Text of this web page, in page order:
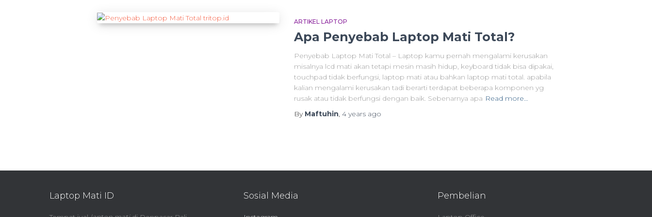
ARTIKEL LAPTOP
Apa Penyebab Laptop Mati Total?
Penyebab Laptop Mati Total – Laptop kamu pernah mengalami kerusakan
misalnya lcd mati akan tetapi mesin masih hidup, keyboard tidak bisa dipakai,
touchpad tidak berfungsi, laptop mati atau bahkan laptop mati total. apabila
kalian mengalami kerusakan tadi berarti terdapat beberapa komponen yg
rusak atau tidak berfungsi dengan baik. Sebenarnya apa Read more…
By Maftuhin, 4 yearsago
Laptop Mati ID Sosial Media Pembelian